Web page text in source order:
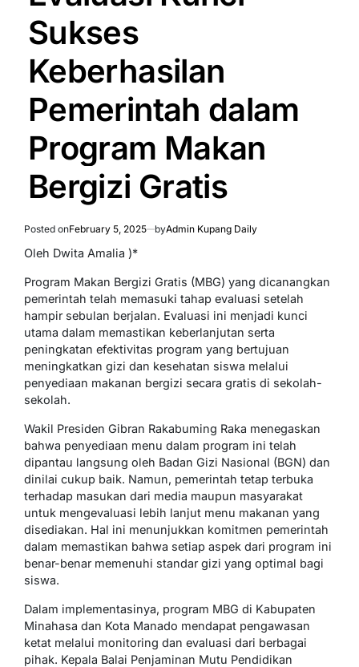
Sukses
Keberhasilan
Pemerintah dalam
Program Makan
Bergizi Gratis
Posted onFebruary 5, 2025 byAdmin Kupang Daily
Oleh Dwita Amalia )*
Program Makan Bergizi Gratis (MBG) yang dicanangkan
pemerintah telah memasuki tahap evaluasi setelah
hampir sebulan berjalan. Evaluasi ini menjadi kunci
utama dalam memastikan keberlanjutan serta
peningkatan efektivitas program yang bertujuan
meningkatkan gizi dan kesehatan siswa melalui
penyediaan makanan bergizi secara gratis di sekolah-
sekolah.
Wakil Presiden Gibran Rakabuming Raka menegaskan
bahwa penyediaan menu dalam program ini telah
dipantau langsung oleh Badan Gizi Nasional (BGN) dan
dinilai cukup baik. Namun, pemerintah tetap terbuka
terhadap masukan dari media maupun masyarakat
untuk mengevaluasi lebih lanjut menu makanan yang
disediakan. Hal ini menunjukkan komitmen pemerintah
dalam memastikan bahwa setiap aspek dari program ini
benar-benar memenuhi standar gizi yang optimal bagi
siswa.
Dalam implementasinya, program MBG di Kabupaten
Minahasa dan Kota Manado mendapat pengawasan
ketat melalui monitoring dan evaluasi dari berbagai
pihak. Kepala Balai Penjaminan Mutu Pendidikan